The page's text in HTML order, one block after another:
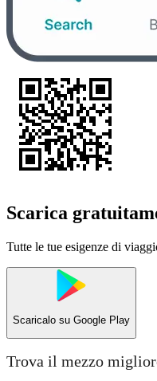
Scarica
Tutte le tue esigenze di
Scaricalo su Google Play
Trova il mezzo